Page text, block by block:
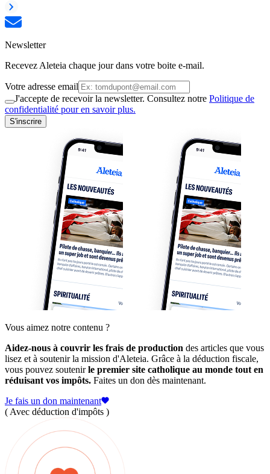
Newsletter
Recevez Aleteia chaque jour dans votre boite e-mail.
Votre adresse email
J'accepte de recevoir la newsletter. Consultez notre Politique de
confidentialité pour en savoir plus.
S'inscrire
Vous aimez notre contenu ?
Aidez-nous à couvrir les frais de production des articles que vous
lisez et à soutenir la mission d'Aleteia. Grâce à la déduction fiscale,
vous pouvez soutenirle premier site catholique au monde tout en
réduisant vos impôts. Faites un don dès maintenant.
Je fais un don maintenant
( Avec déduction d'impôts )